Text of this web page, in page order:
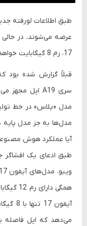
عرضه می‌شوند، در
17، رم 8 گیگابایت خواهد داشت.
مدل «پلاس» در خط
مدل‌ها به جز مدل
آیا عملکرد هوش
همگی
می‌دهد که اپل فاصله